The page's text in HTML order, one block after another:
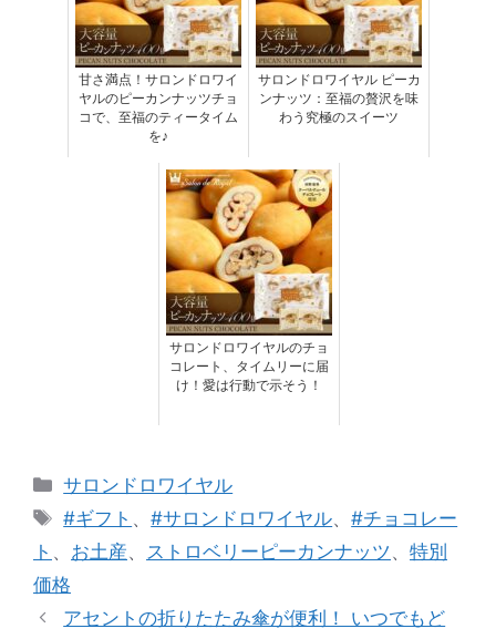
甘さ満点！サロンドロワイ
ヤルのピーカンナッツチョ
コで、至福のティータイム
を♪
サロンドロワイヤル ピーカ
ンナッツ：至福の贅沢を味
わう究極のスイーツ
サロンドロワイヤルのチョ
コレート、タイムリーに届
け！愛は行動で示そう！
カ
テ
リ
ー
サロンドロワイヤル
タ
グ
#ギフト 、#サロンドロワイヤル、#チョコレー
ト 、 お土産、 ストロベリーピーカンナッツ 、 特別
価格
アセントの折りたたみ傘が便利！ いつでもど